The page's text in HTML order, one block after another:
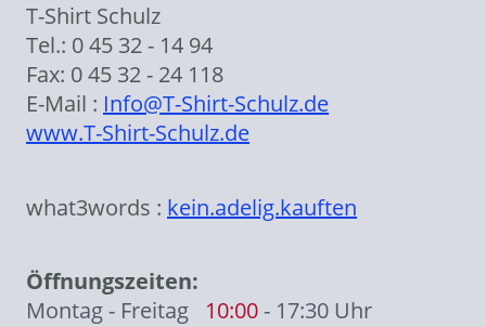
T-Shirt Schulz
Tel.: 0 45 32 - 14 94
Fax: 0 45 32 - 24 118
E-Mail : Info@T-Shirt-Schulz.de
www.T-Shirt-Schulz.de
what3words : kein.adelig.kauften
Öffnungszeiten:
Montag - Freitag 10:00- 17:30 Uhr